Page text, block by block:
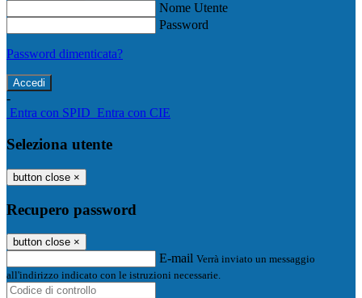
Nome Utente
Password
Password dimenticata?
-
Entra con SPID Entra con CIE
Seleziona utente
button close ×
Recupero password
button close ×
E-mail Verrà inviato un messaggio
all'indirizzo indicato con le istruzioni necessarie.